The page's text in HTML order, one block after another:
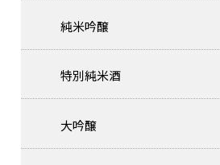
純米吟醸
特別純米酒
大吟醸